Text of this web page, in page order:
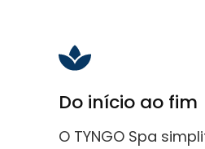
Do início ao fim
O TYNGO Spa